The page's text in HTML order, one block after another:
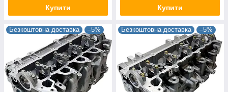
Купити Купити
Безкоштовна доставка –5% Безкоштовна доставка –5%